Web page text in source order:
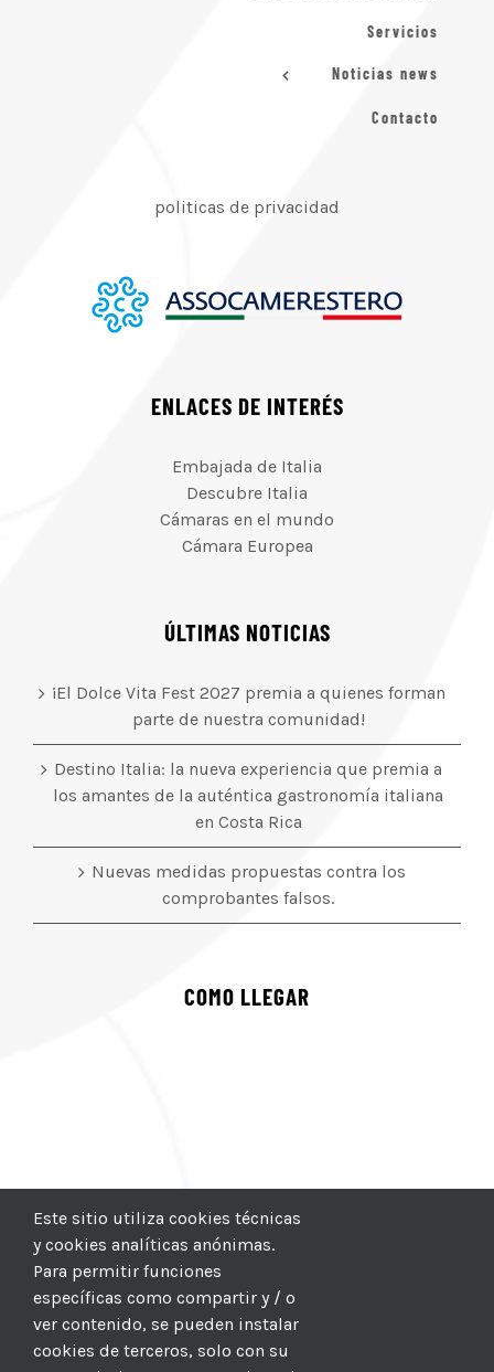
Servicios
Noticias news
Contacto
politicas de privacidad
ENLACES DE INTERÉS
Embajada de Italia
Descubre Italia
Cámaras en el mundo
Cámara Europea
ÚLTIMAS NOTICIAS
¡El Dolce Vita Fest 2027 premia a quienes forman
parte de nuestra comunidad!
Destino Italia: la nueva experiencia que premia a
los amantes de la auténtica gastronomía italiana
en Costa Rica
Nuevas medidas propuestas contra los
comprobantes falsos.
COMO LLEGAR
Este sitio utiliza cookies técnicas
y cookies analíticas anónimas.
Para permitir funciones
específicas como compartir y / o
ver contenido, se pueden instalar
cookies de terceros, solo con su